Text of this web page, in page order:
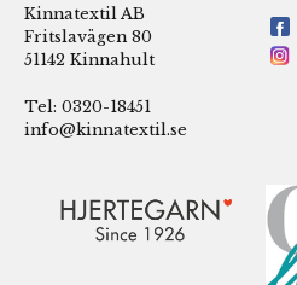
Kinnatextil AB
Fritslavägen 80
51142 Kinnahult
Tel: 0320-18451
info@kinnatextil.se